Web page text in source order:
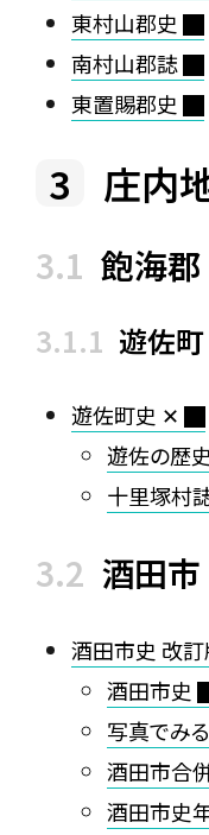
東村山郡史
南村山郡誌
東置賜郡史
庄内
飽海郡
遊佐町
遊佐町史 ✕
遊佐の歴
十里塚村
酒田市
酒田市史 改
酒田市史
写真でみ
酒田市合
酒田市史